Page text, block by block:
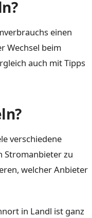
einen
Wechsel beim
auch mit Tipps
verschiedene
Stromanbieter zu
welcher Anbieter
in Landl ist ganz